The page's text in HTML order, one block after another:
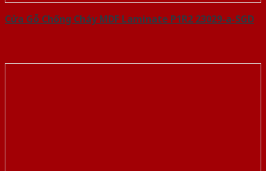
Cửa Gỗ Chống Cháy MDF Laminate P1R2 23029-a-SGD